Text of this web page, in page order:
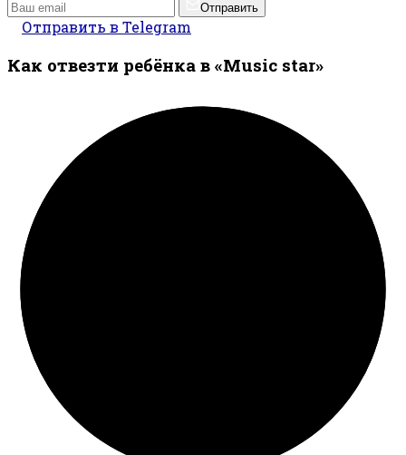
Отправить
Отправить в Telegram
Как отвезти ребёнка в «Music star»